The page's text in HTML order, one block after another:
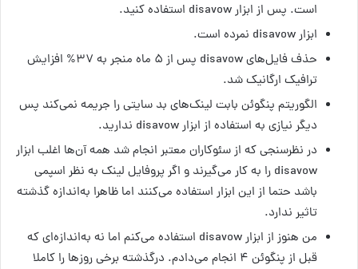
است. پس از ابزار disavow استفاده کنید.
ابزار disavow نمرده است.
حذف فایل‌های disavow پس از ۵ ماه منجر به ۳۷% افزایش
ترافیک ارگانیک شد.
الگوریتم پنگوئن بابت لینک‌های بد سایتی را جریمه نمی‌کند پس
دیگر نیازی به استفاده از ابزار disavow ندارید.
در نظرسنجی که از سئوکاران معتبر انجام شد همه آن‌ها اغلب ابزار
disavow را به کار می‌گیرند و اگر پروفایل لینک به نظر اسپمی
باشد حتما از این ابزار استفاده می‌کنند اما ظاهرا به‌اندازه گذشته
تاثیر ندارد.
من هنوز از ابزار disavow استفاده می‌کنم اما نه به‌اندازه‌ای که
قبل از پنگوئن ۴ انجام می‌دادم. درگذشته برخی روزها را کاملا